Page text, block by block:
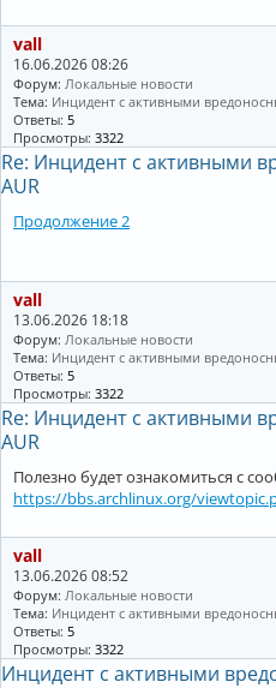
vall
16.06.2026 08:26
Форум: Локальные новости
Тема: Инцидент с активными
Ответы: 5
Просмотры: 3322
Re: Инцидент с активными
AUR
Продолжение 2
vall
13.06.2026 18:18
Форум: Локальные новости
Тема: Инцидент с активными
Ответы: 5
Просмотры: 3322
Re: Инцидент с активными
AUR
Полезно будет ознакомиться с
https://bbs.archlinux.org/
vall
13.06.2026 08:52
Форум: Локальные новости
Тема: Инцидент с активными
Ответы: 5
Просмотры: 3322
Инцидент с активными